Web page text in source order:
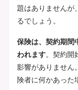
題はありませんが
るでしょう。
保険は、契約期間
われます。契約開
影響がありません
険者に何かあった